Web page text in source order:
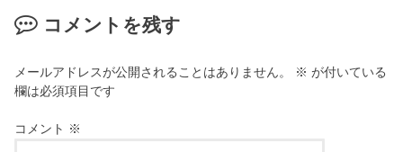
コメントを残す
メールアドレスが公開されることはありません。 ※ が付いている
欄は必須項目です
コメント ※